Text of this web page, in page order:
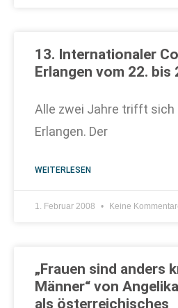
13. Internationaler
Erlangen vom 22. bis
Alle zwei Jahre trifft sich
Erlangen. Der
WEITERLESEN
1. Februar 2008 Keine
„Frauen sind anders
Männer“ von
als österreichisches